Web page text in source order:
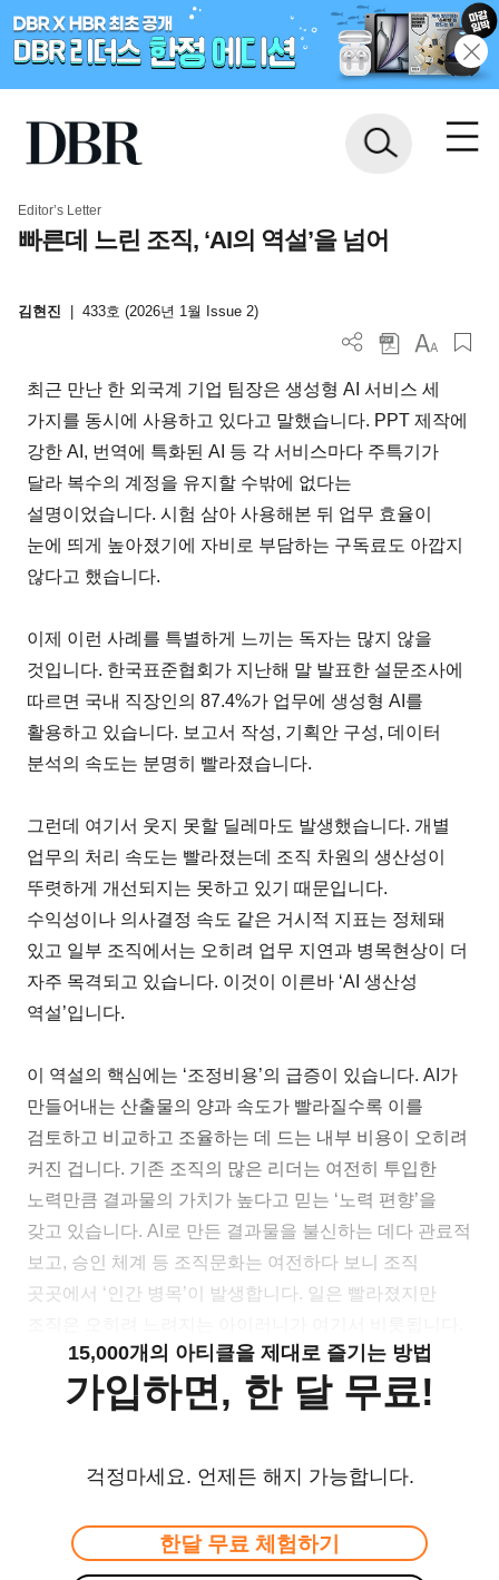
Editor’s Letter
빠른데 느린 조직, ‘AI의 역설’을 넘어
김현진 433호 (2026년 1월 Issue 2)
최근 만난 한 외국계 기업 팀장은 생성형 AI 서비스 세
가지를 동시에 사용하고 있다고 말했습니다. PPT 제작에
강한 AI, 번역에 특화된 AI 등 각 서비스마다 주특기가
달라 복수의 계정을 유지할 수밖에 없다는
설명이었습니다. 시험 삼아 사용해본 뒤 업무 효율이
눈에 띄게 높아졌기에 자비로 부담하는 구독료도 아깝지
않다고 했습니다.
이제 이런 사례를 특별하게 느끼는 독자는 많지 않을
것입니다. 한국표준협회가 지난해 말 발표한 설문조사에
따르면 국내 직장인의 87.4%가 업무에 생성형 AI를
활용하고 있습니다. 보고서 작성, 기획안 구성, 데이터
분석의 속도는 분명히 빨라졌습니다.
그런데 여기서 웃지 못할 딜레마도 발생했습니다. 개별
업무의 처리 속도는 빨라졌는데 조직 차원의 생산성이
뚜렷하게 개선되지는 못하고 있기 때문입니다.
수익성이나 의사결정 속도 같은 거시적 지표는 정체돼
있고 일부 조직에서는 오히려 업무 지연과 병목현상이 더
자주 목격되고 있습니다. 이것이 이른바 ‘AI 생산성
역설’입니다.
이 역설의 핵심에는 ‘조정비용’의 급증이 있습니다. AI가
만들어내는 산출물의 양과 속도가 빨라질수록 이를
검토하고 비교하고 조율하는 데 드는 내부 비용이 오히려
커진 겁니다. 기존 조직의 많은 리더는 여전히 투입한
노력만큼 결과물의 가치가 높다고 믿는 ‘노력 편향’을
갖고 있습니다. AI로 만든 결과물을 불신하는 데다 관료적
보고, 승인 체계 등 조직문화는 여전하다 보니 조직
곳곳에서 ‘인간 병목’이 발생합니다. 일은 빨라졌지만
15,000개의 아티클을 제대로 즐기는 방법
가입하면, 한 달 무료!
걱정마세요. 언제든 해지 가능합니다.
한달 무료 체험하기